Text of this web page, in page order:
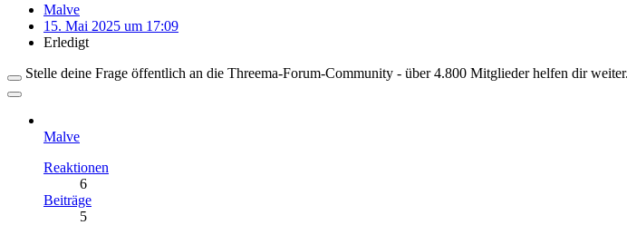
Malve
15. Mai 2025 um 17:09
Erledigt
Stelle deine Frage öffentlich an die Threema-Forum-Community - über 4.800 Mitglieder helfen dir weiter.
Malve
Reaktionen
6
Beiträge
5